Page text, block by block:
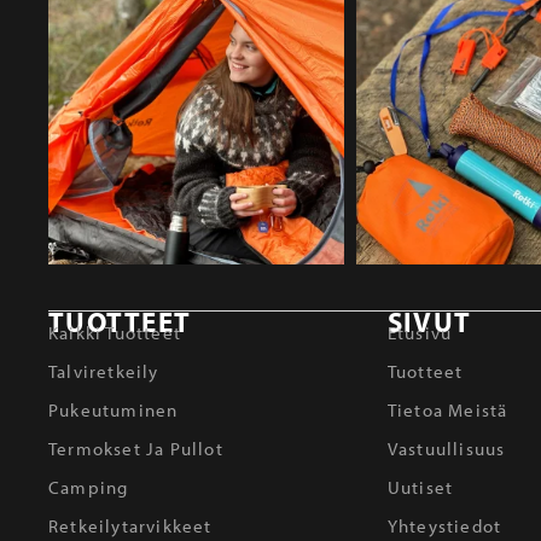
TUOTTEET
Kaikki Tuotteet
Talviretkeily
Pukeutuminen
Termokset Ja Pullot
Camping
Retkeilytarvikkeet
SIVUT
Etusivu
Tuotteet
Tietoa Meistä
Vastuullisuus
Uutiset
Yhteystiedot